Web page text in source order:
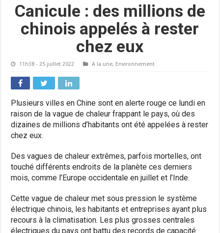
Canicule : des millions de
chinois appelés à rester
chez eux
11h38 - 25 juillet 2022 A la une, Environnement
Plusieurs villes en Chine sont en alerte rouge ce lundi en
raison de la vague de chaleur frappant le pays, où des
dizaines de millions d’habitants ont été appelées à rester
chez eux.
Des vagues de chaleur extrêmes, parfois mortelles, ont
touché différents endroits de la planète ces derniers
mois, comme l’Europe occidentale en juillet et l’Inde.
Cette vague de chaleur met sous pression le système
électrique chinois, les habitants et entreprises ayant plus
recours à la climatisation. Les plus grosses centrales
électriques du pays ont battu des records de capacité